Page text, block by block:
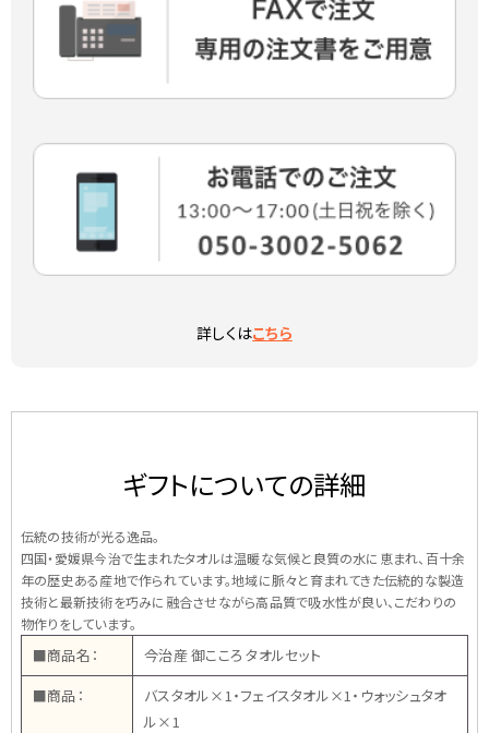
詳しくはこちら
ギフトについての詳細
伝統の技術が光る逸品。
四国・愛媛県今治で生まれたタオルは温暖な気候と良質の水に恵まれ、百十余
年の歴史ある産地で作られています。地域に脈々と育まれてきた伝統的な製造
技術と最新技術を巧みに融合させながら高品質で吸水性が良い、こだわりの
物作りをしています。
■商品名：
今治産 御こころ タオルセット
■商品：
バスタオル×1・フェイスタオル×1・ウォッシュタオ
ル×1